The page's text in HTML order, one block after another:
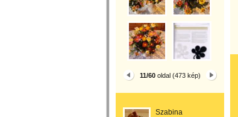
11/60oldal (473 kép)
Szabina